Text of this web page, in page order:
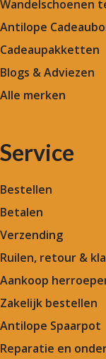
Wandelschoenen
Antilope
Cadeaupakketten
Blogs & Adviezen
Alle merken
Service
Bestellen
Betalen
Verzending
Ruilen, retour &
Aankoop
Zakelijk bestellen
Antilope Spaarpot
Reparatie en